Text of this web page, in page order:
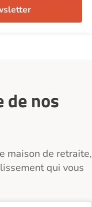
de nos
maison de retraite,
qui vous